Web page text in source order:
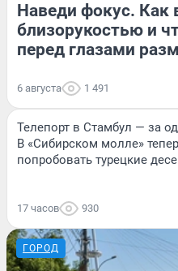
Наведи фокус.
близорукостью и
перед глазами
6 августа 1 491
Телепорт в Стамбул — за
В «Сибирском молле»
попробовать турецкие
17 часов 930
ГОРОД